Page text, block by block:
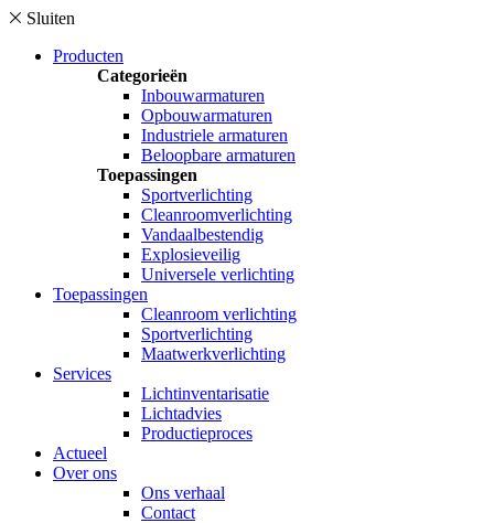
Sluiten
Producten
Categorieën
Inbouwarmaturen
Opbouwarmaturen
Industriele armaturen
Beloopbare armaturen
Toepassingen
Sportverlichting
Cleanroomverlichting
Vandaalbestendig
Explosieveilig
Universele verlichting
Toepassingen
Cleanroom verlichting
Sportverlichting
Maatwerkverlichting
Services
Lichtinventarisatie
Lichtadvies
Productieproces
Actueel
Over ons
Ons verhaal
Contact